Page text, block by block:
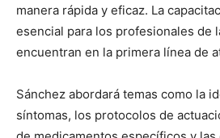
manera rápida y eficaz. La
esencial para los profesionales de
encuentran en la primera línea de
Sánchez abordará temas como la
síntomas, los protocolos de